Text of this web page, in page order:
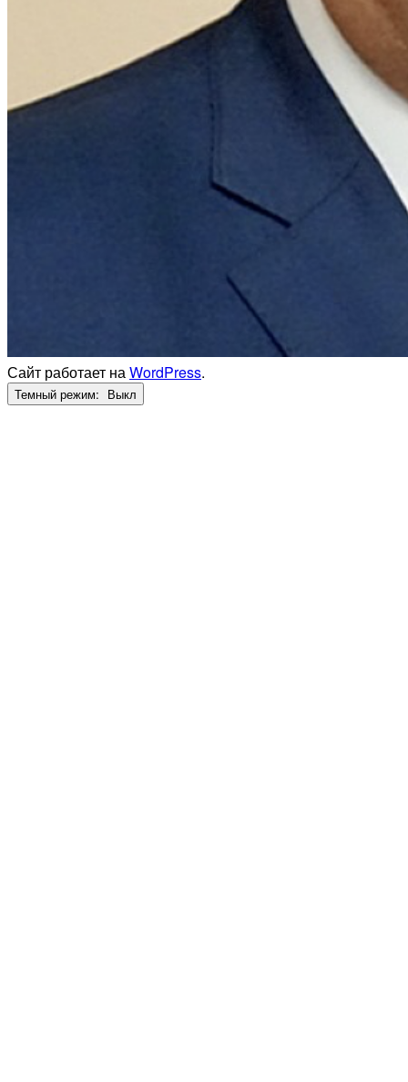
Сайт работает на WordPress.
Темный режим: